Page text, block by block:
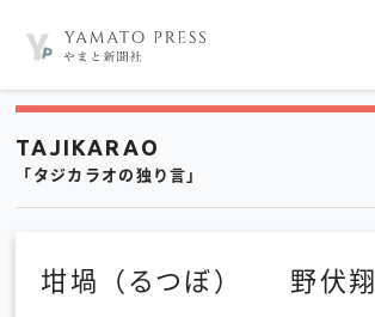
TAJIKARAO
「タジカラオの独り言」
坩堝（るつぼ） 野伏翔